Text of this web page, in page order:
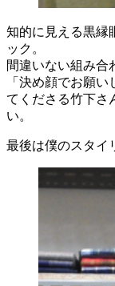
知的に見える黒縁
ック。
間違いない組み合
「決め顔でお願
てくださる竹下さ
い。
最後は僕のスタイ